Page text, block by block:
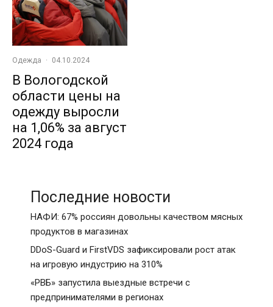
Одежда · 04.10.2024
В Вологодской
области цены на
одежду выросли
на 1,06% за август
2024 года
Последние новости
НАФИ: 67% россиян довольны качеством мясных
продуктов в магазинах
DDoS-Guard и FirstVDS зафиксировали рост атак
на игровую индустрию на 310%
«РВБ» запустила выездные встречи с
предпринимателями в регионах